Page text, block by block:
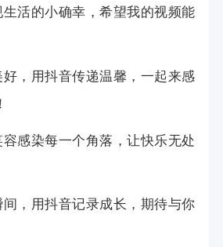
活的小确幸，希望我的视频能
，用抖音传递温馨，一起来感
感染每一个角落，让快乐无处
，用抖音记录成长，期待与你